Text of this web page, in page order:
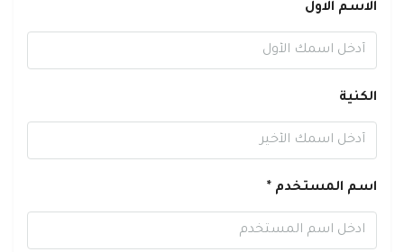
الاسم الاول
الكنية
اسم المستخدم *